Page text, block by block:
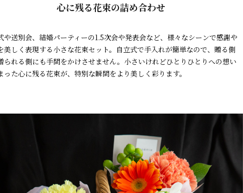
心に残る花束の詰め合わせ
や送別会、結婚パーティーの1.5次会や発表会など、様々なシーンで感謝や
美しく表現する小さな花束セット。自立式で手入れが簡単なので、贈る側
られる側にも手間をかけさせません。小さいけれどひとりひとりへの想い
った心に残る花束が、特別な瞬間をより美しく彩ります。